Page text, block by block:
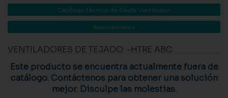
Catálogo técnico de Casals Ventilación
Asesoramiento
VENTILADORES DE TEJADO: -HTRE ABC
Este producto se encuentra actualmente fuera de
catálogo. Contáctenos para obtener una solución
mejor. Disculpe las molestias.